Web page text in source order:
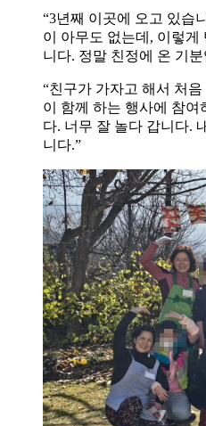
“3년째 이곳에 오고 있습
이 아무도 없는데, 이렇
니다. 정말 친정에 온 기분
“친구가 가자고 해서 처
이 함께 하는 행사에 참여
다. 너무 잘 놀다 갑니다.
니다.”